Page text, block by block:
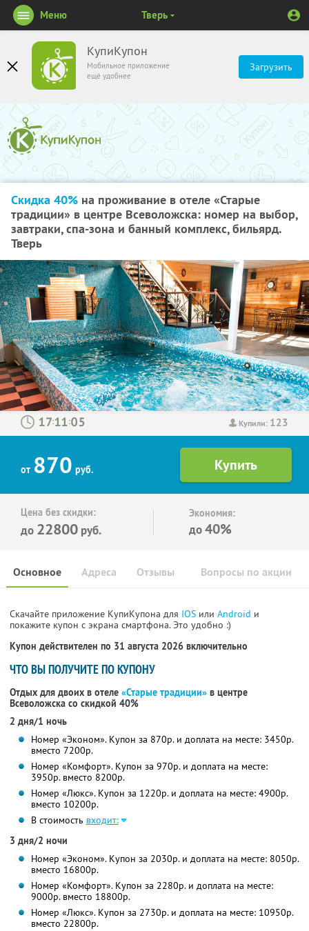
КупиКупон
Мобильное приложение
ещё удобнее
Загрузить
Меню Тверь
Скидка 40% на проживание в отеле «Старые
традиции» в центре Всеволожска: номер на выбор,
завтраки, спа-зона и банный комплекс, бильярд.
Тверь
Купили: 123
: :
от 870 руб.
Цена без скидки:
до 22800 руб.
Экономия:
до40%
Основное Отзывы Вопросы по акции
Адреса
Скачайте приложение КупиКупона для IOS или Android и
покажите купон с экрана смартфона. Это удобно :)
Купон действителен по 31 августа 2026 включительно
ЧТО ВЫ ПОЛУЧИТЕ ПО КУПОНУ
Отдых для двоих в отеле «Старые традиции» в центре
Всеволожска со скидкой 40%
2 дня/1 ночь
Номер «Эконом». Купон за 870р. и доплата на месте: 3450р.
вместо 7200р.
Номер «Комфорт». Купон за 970р. и доплата на месте:
3950р. вместо 8200р.
Номер «Люкс». Купон за 1220р. и доплата на месте: 4900р.
вместо 10200р.
В стоимость входит:
3 дня/2 ночи
Номер «Эконом». Купон за 2030р. и доплата на месте: 8050р.
вместо 16800р.
Номер «Комфорт». Купон за 2280р. и доплата на месте:
9000р. вместо 18800р.
Номер «Люкс». Купон за 2730р. и доплата на месте: 10950р.
вместо 22800р.